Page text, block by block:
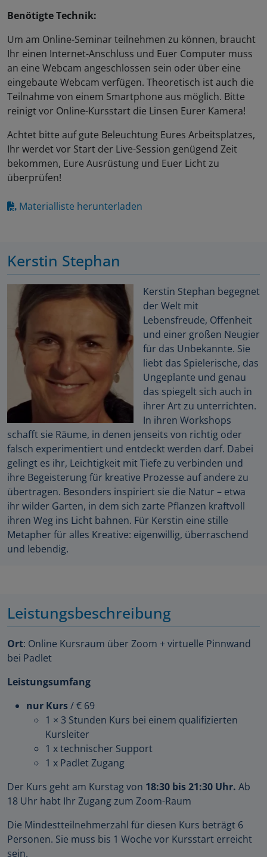
Benötigte Technik:
Um am Online-Seminar teilnehmen zu können, braucht
Ihr einen Internet-Anschluss und Euer Computer muss
an eine Webcam angeschlossen sein oder über eine
eingebaute Webcam verfügen. Theoretisch ist auch die
Teilnahme von einem Smartphone aus möglich. Bitte
reinigt vor Online-Kursstart die Linsen Eurer Kamera!
Achtet bitte auf gute Beleuchtung Eures Arbeitsplatzes,
Ihr werdet vor Start der Live-Session genügend Zeit
bekommen, Eure Ausrüstung und Euer Licht zu
überprüfen!
Materialliste herunterladen
Kerstin Stephan
Kerstin Stephan begegnet
der Welt mit
Lebensfreude, Offenheit
und einer großen Neugier
für das Unbekannte. Sie
liebt das Spielerische, das
Ungeplante und genau
das spiegelt sich auch in
ihrer Art zu unterrichten.
In ihren Workshops
schafft sie Räume, in denen jenseits von richtig oder
falsch experimentiert und entdeckt werden darf. Dabei
gelingt es ihr, Leichtigkeit mit Tiefe zu verbinden und
ihre Begeisterung für kreative Prozesse auf andere zu
übertragen. Besonders inspiriert sie die Natur – etwa
ihr wilder Garten, in dem sich zarte Pflanzen kraftvoll
ihren Weg ins Licht bahnen. Für Kerstin eine stille
Metapher für alles Kreative: eigenwillig, überraschend
und lebendig.
Leistungsbeschreibung
Ort: Online Kursraum über Zoom + virtuelle Pinnwand
bei Padlet
Leistungsumfang
nur Kurs/ € 69
1 × 3 Stunden Kurs bei einem qualifizierten
Kursleiter
1 x technischer Support
1 x Padlet Zugang
Der Kurs geht am Kurstag von 18:30 bis 21:30 Uhr. Ab
18 Uhr habt Ihr Zugang zum Zoom-Raum
Die Mindestteilnehmerzahl für diesen Kurs beträgt 6
Personen. Sie muss bis 1 Woche vor Kursstart erreicht
sein.